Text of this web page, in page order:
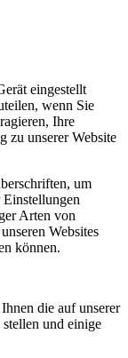
eingestellt
wenn Sie
Ihre
zu unserer Website
um
Arten von
Websites
können.
die auf unserer
und einige